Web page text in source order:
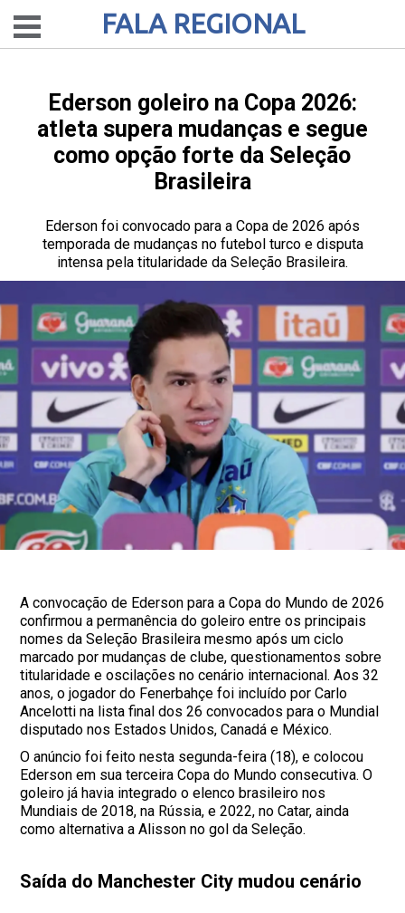
FALA REGIONAL
Ederson goleiro na Copa 2026:
atleta supera mudanças e segue
como opção forte da Seleção
Brasileira
Ederson foi convocado para a Copa de 2026 após
temporada de mudanças no futebol turco e disputa
intensa pela titularidade da Seleção Brasileira.
A convocação de Ederson para a Copa do Mundo de 2026
confirmou a permanência do goleiro entre os principais
nomes da Seleção Brasileira mesmo após um ciclo
marcado por mudanças de clube, questionamentos sobre
titularidade e oscilações no cenário internacional. Aos 32
anos, o jogador do Fenerbahçe foi incluído por Carlo
Ancelotti na lista final dos 26 convocados para o Mundial
disputado nos Estados Unidos, Canadá e México.
O anúncio foi feito nesta segunda-feira (18), e colocou
Ederson em sua terceira Copa do Mundo consecutiva. O
goleiro já havia integrado o elenco brasileiro nos
Mundiais de 2018, na Rússia, e 2022, no Catar, ainda
como alternativa a Alisson no gol da Seleção.
Saída do Manchester City mudou cenário